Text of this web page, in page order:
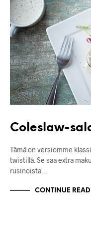
Coleslaw-
Tämä on versiomme
twistillä. Se saa extra
rusinoista…
CONTINUE